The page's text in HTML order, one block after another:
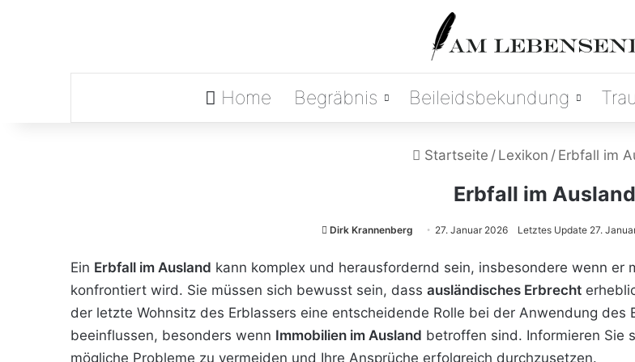
Home Begräbnis Beileidsbekundung
Startseite / Lexikon / Erbfall im
Erbfall im Ausland
Dirk Krannenberg 27. Januar 2026 Letztes Update 27.
Ein Erbfall im Ausland kann komplex und herausfordernd sein, insbesondere wenn
konfrontiert wird. Sie müssen sich bewusst sein, dass ausländisches Erbrecht
der letzte Wohnsitz des Erblassers eine entscheidende Rolle bei der Anwendung des
beeinflussen, besonders wenn Immobilien im Ausland betroffen sind. Informieren Sie
mögliche Probleme zu vermeiden und Ihre Ansprüche erfolgreich durchzusetzen.